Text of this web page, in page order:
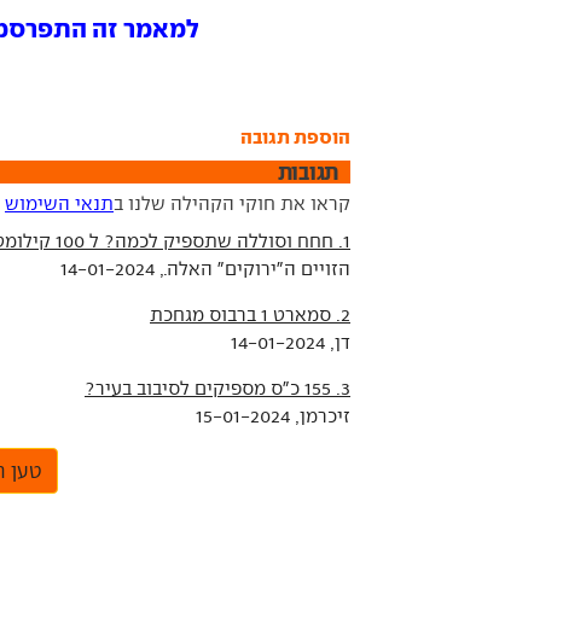
למאמר זה התפרסמו 13
הוספת תגובה
תגובות
קראו את חוקי הקהילה שלנו בתנאי השימוש
1. חחח וסוללה שתספיק לכמה? ל 100 קילומטר?
הזויים ה"ירוקים" האלה., 14-01-2024
2. סמארט 1 ברבוס מגחכת
דן, 14-01-2024
3. 155 כ"ס מספיקים לסיבוב בעיר?
זיכרמן, 15-01-2024
טען